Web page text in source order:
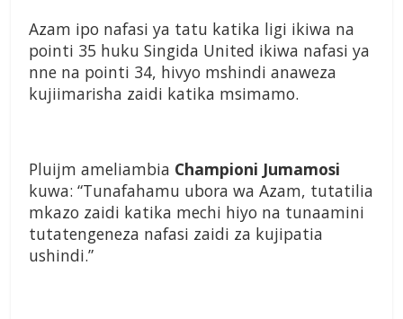
Azam ipo nafasi ya tatu katika ligi ikiwa na
pointi 35 huku Singida United ikiwa nafasi ya
nne na pointi 34, hivyo mshindi anaweza
kujiimarisha zaidi katika msimamo.
Pluijm ameliambia Championi Jumamosi
kuwa: “Tunafahamu ubora wa Azam, tutatilia
mkazo zaidi katika mechi hiyo na tunaamini
tutatengeneza nafasi zaidi za kujipatia
ushindi.”